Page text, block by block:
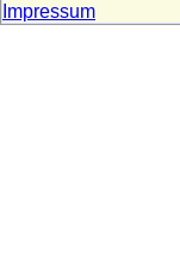
Impressum